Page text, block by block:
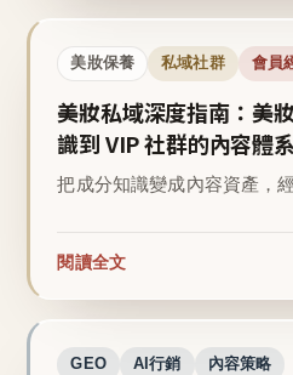
美妝保養 私域社群 會員
美妝私域深度指南：美
識到 VIP 社群的內容體系
把成分知識變成內容資產，
閱讀全文
GEO AI行銷 內容策略